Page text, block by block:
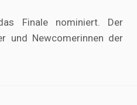
Finale nominiert. Der
und Newcomerinnen der